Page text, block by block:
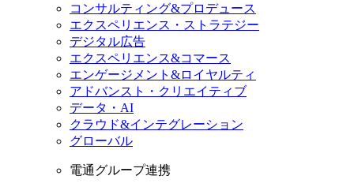
コンサルティング&プロデュース
エクスペリエンス・ストラテジー
デジタル広告
エクスペリエンス&コマース
エンゲージメント&ロイヤルティ
アドバンスト・クリエイティブ
データ・AI
クラウド&インテグレーション
グローバル
電通グループ連携